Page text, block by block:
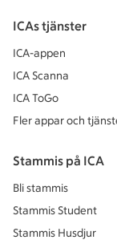
ICAs tjänster
ICA-appen
ICA Scanna
ICA ToGo
Fler appar och
Stammis på ICA
Bli stammis
Stammis Student
Stammis Husdjur